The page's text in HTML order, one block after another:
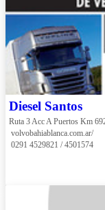
Diesel Santos
Ruta 3 Acc A Puertos Km
volvobahiablanca.com.ar/
0291 4529821 / 4501574